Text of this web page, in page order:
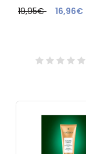
19,95€ 16,96€